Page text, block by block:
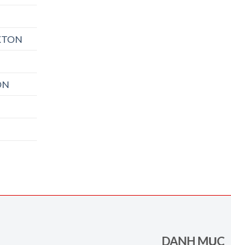
DANH MỤC